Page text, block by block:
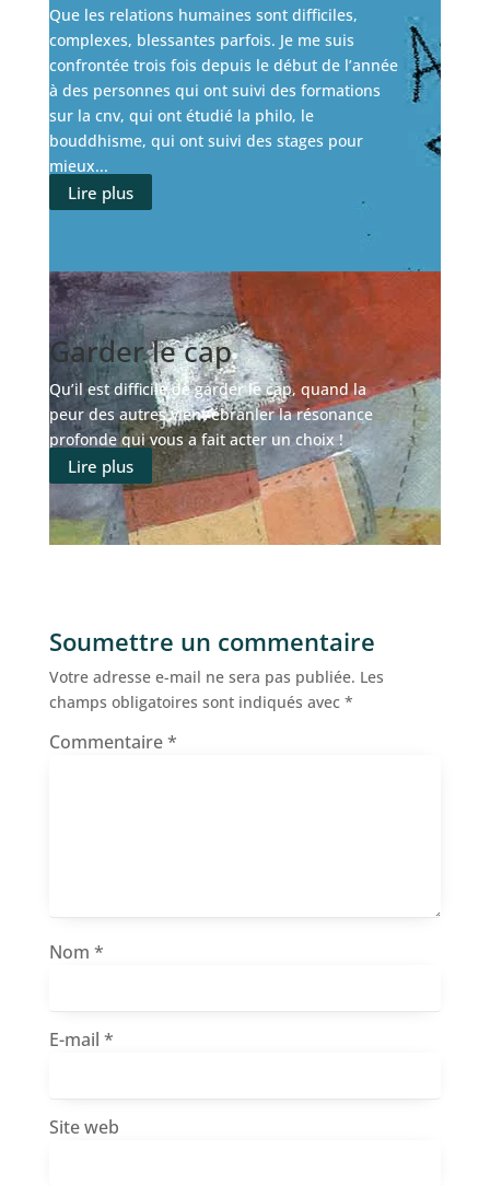
Que les relations humaines sont difficiles,
complexes, blessantes parfois. Je me suis
confrontée trois fois depuis le début de l’année
à des personnes qui ont suivi des formations
sur la cnv, qui ont étudié la philo, le
bouddhisme, qui ont suivi des stages pour
mieux...
Lire plus
Garder le cap
Qu’il est difficile de garder le cap, quand la
peur des autres vient ébranler la résonance
profonde qui vous a fait acter un choix !
Lire plus
Soumettre un commentaire
Votre adresse e-mail ne sera pas publiée. Les
champs obligatoires sont indiqués avec *
Commentaire*
Nom *
E-mail *
Site web